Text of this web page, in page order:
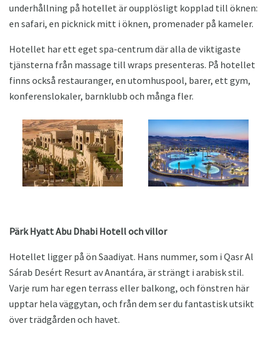
underhållning på hotellet är oupplösligt kopplad till öknen:
en safari, en picknick mitt i öknen, promenader på kameler.
Hotellet har ett eget spa-centrum där alla de viktigaste
tjänsterna från massage till wraps presenteras. På hotellet
finns också restauranger, en utomhuspool, barer, ett gym,
konferenslokaler, barnklubb och många fler.
Pärk Hyatt Abu Dhabi Hotell och villor
Hotellet ligger på ön Saadiyat. Hans nummer, som i Qasr Al
Sárab Desért Resurt av Anantára, är strängt i arabisk stil.
Varje rum har egen terrass eller balkong, och fönstren här
upptar hela väggytan, och från dem ser du fantastisk utsikt
över trädgården och havet.